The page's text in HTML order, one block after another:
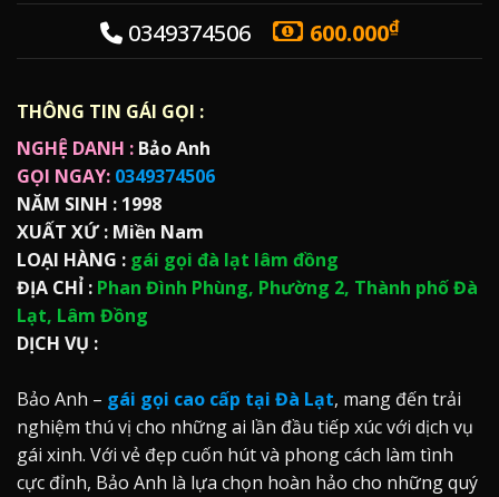
0349374506 600.000₫
THÔNG TIN GÁI GỌI :
NGHỆ DANH : Bảo Anh
GỌI NGAY: 0349374506
NĂM SINH : 1998
XUẤT XỨ : Miền Nam
LOẠI HÀNG : gái gọi đà lạt lâm đồng
ĐỊA CHỈ : Phan Đình Phùng, Phường 2, Thành phố Đà
Lạt, Lâm Đồng
DỊCH VỤ :
Bảo Anh – gái gọi cao cấp tại Đà Lạt, mang đến trải
nghiệm thú vị cho những ai lần đầu tiếp xúc với dịch vụ
gái xinh. Với vẻ đẹp cuốn hút và phong cách làm tình
cực đỉnh, Bảo Anh là lựa chọn hoàn hảo cho những quý